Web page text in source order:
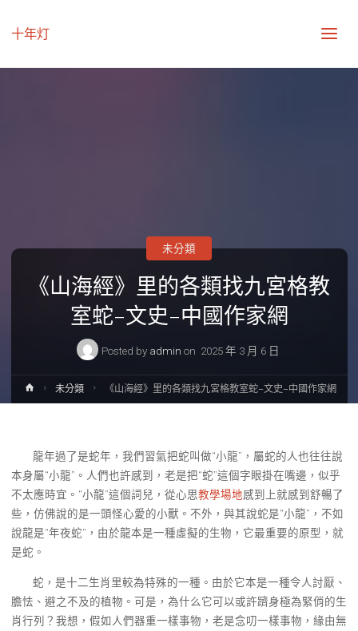
十年灯
《山海經》里的各類找九宮格教
室蛇–文史–中國作家網
Posted by admin on 2025 年 3 月 6 日
未分類
Home未分類 《山海經》里的各類找九宮格教室蛇–文史–中國作家網
龍年過了是蛇年，我們習氣把蛇叫做“小龍”，屬蛇的人也往往說
本身屬“小龍”。人們也許感到，老是把“蛇”這個字眼掛在嘴邊，似乎
不太應時宜。“小龍”這個詞兒，從心思教學場地感到上就感到舒暢了
些，仿佛說的是一頭怪心愛的小獸。不外，與其說蛇是“小龍”，不如
說龍是“年夜蛇”，由於龍本是一種虛擬的生物，它最重要的原型，就
是蛇。
蛇，是十二生肖里較為特殊的一種。由於它本是一種令人討厭、
膽怯、避之不及的植物。可是，為什么它可以或許躋身極為緊俏的生
肖行列？我想，假如人們器重一樣事物，老是念叨一樣事物，緣由無